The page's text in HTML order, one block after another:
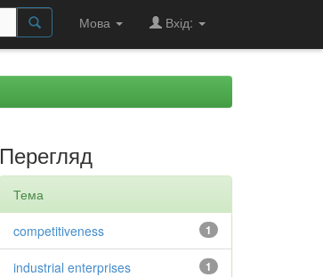
Мова Вхід:
Перегляд
Тема
1
competitiveness
1
industrial enterprises